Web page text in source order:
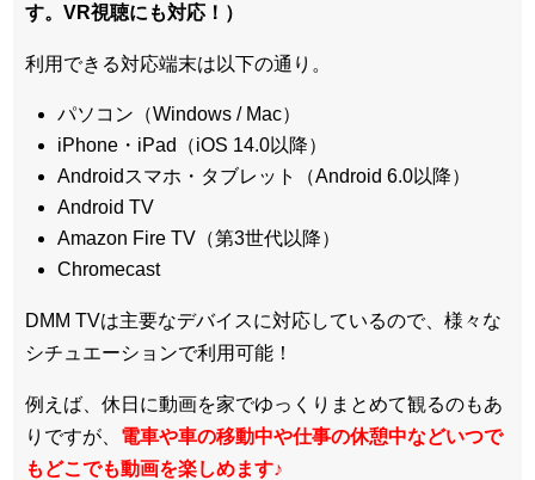
す。VR視聴にも対応！）
利用できる対応端末は以下の通り。
パソコン（Windows / Mac）
iPhone・iPad（iOS 14.0以降）
Androidスマホ・タブレット（Android 6.0以降）
Android TV
Amazon Fire TV（第3世代以降）
Chromecast
DMM TVは主要なデバイスに対応しているので、 様々な
シチュエーションで利用可能！
例えば、休日に動画を家でゆっくりまとめて観るのもあ
りですが、 電車や車の移動中や仕事の休憩中などいつで
もどこでも動画を楽しめます♪